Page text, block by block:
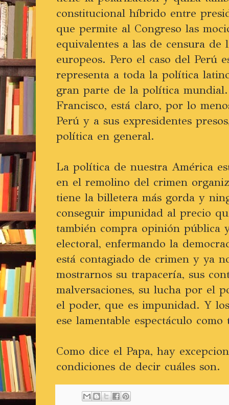
constitucional híbrido entre
que permite al Congreso las
equivalentes a las de censura de
europeos. Pero el caso del Perú
representa a toda la política
gran parte de la política
Francisco, está claro, por lo
Perú y a sus expresidentes
política en general.
La política de nuestra América
en el remolino del crimen
tiene la billetera más gorda y
conseguir impunidad al precio
también compra opinión pública
electoral, enfermando la
está contagiado de crimen y ya
mostrarnos su trapacería, sus
malversaciones, su lucha por el
el poder, que es impunidad. Y
ese lamentable espectáculo
Como dice el Papa, hay
condiciones de decir cuáles son.